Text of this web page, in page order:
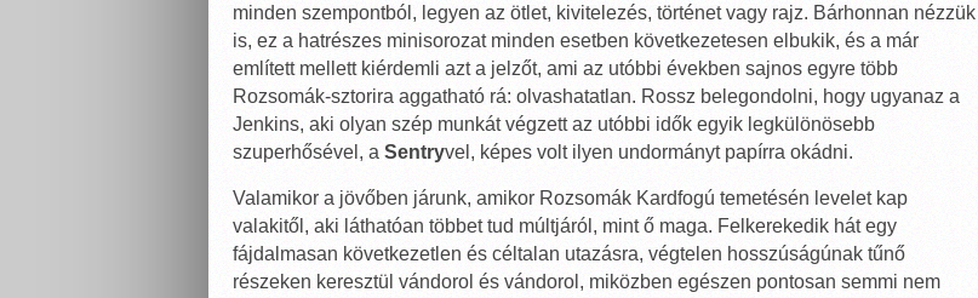
minden szempontból, legyen az ötlet, kivitelezés, történet vagy rajz. Bárhonnan nézzük
is, ez a hatrészes minisorozat minden esetben következetesen elbukik, és a már
említett mellett kiérdemli azt a jelzőt, ami az utóbbi években sajnos egyre több
Rozsomák-sztorira aggatható rá: olvashatatlan. Rossz belegondolni, hogy ugyanaz a
Jenkins, aki olyan szép munkát végzett az utóbbi idők egyik legkülönösebb
szuperhősével, a Sentryvel, képes volt ilyen undormányt papírra okádni.
Valamikor a jövőben járunk, amikor Rozsomák Kardfogú temetésén levelet kap
valakitől, aki láthatóan többet tud múltjáról, mint ő maga. Felkerekedik hát egy
fájdalmasan következetlen és céltalan utazásra, végtelen hosszúságúnak tűnő
részeken keresztül vándorol és vándorol, miközben egészen pontosan semmi nem